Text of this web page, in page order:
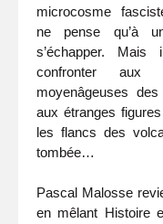
microcosme
ne pense qu’à
s’échapper.
confronter aux
moyenâgeuses
aux étranges
les flancs des
tombée…
Pascal Malosse
en mêlant Histoire